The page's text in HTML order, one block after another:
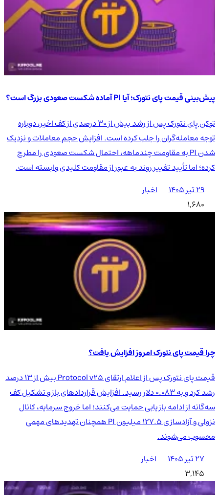
پیش‌بینی قیمت پای نتورک؛ آیا PI آماده شکست صعودی بزرگ است؟
توکن پای نتورک پس از رشد بیش از ۳۰ درصدی از کف اخیر، دوباره
توجه معامله‌گران را جلب کرده است. افزایش حجم معاملات و نزدیک
شدن PI به مقاومت چندماهه، احتمال شکست صعودی را مطرح
کرده؛ اما تأیید تغییر روند به عبور از مقاومت کلیدی وابسته است.
۲۹ تیر ۱۴۰۵
اخبار
1,680
چرا قیمت پای نتورک امروز افزایش یافت؟
قیمت پای نتورک پس از اعلام ارتقای Protocol v25 بیش از ۱۳ درصد
رشد کرد و به ۰.۰۸۳ دلار رسید. افزایش قراردادهای باز و تشکیل کف
سه‌گانه از ادامه بازیابی حمایت می‌کنند؛ اما خروج سرمایه، کانال
نزولی و آزادسازی ۱۲۷.۵ میلیون PI همچنان تهدیدهای مهمی
محسوب می‌شوند.
۲۷ تیر ۱۴۰۵
اخبار
3,145